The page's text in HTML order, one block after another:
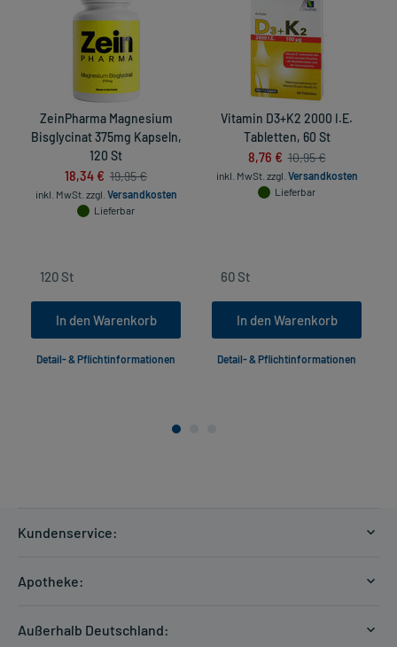
ZeinPharma Magnesium
Bisglycinat 375mg Kapseln,
120 St
18,34 € 19,95 €
inkl. MwSt. zzgl. Versandkosten
Lieferbar
In den Warenkorb
Detail- & Pflichtinformationen
Vitamin D3+K2 2000 I.E.
Tabletten, 60 St
8,76 € 10,95 €
inkl. MwSt. zzgl. Versandkosten
Lieferbar
In den Warenkorb
Detail- & Pflichtinformationen
Kundenservice:
Zahlungsarten
Apotheke:
Außerhalb Deutschland: